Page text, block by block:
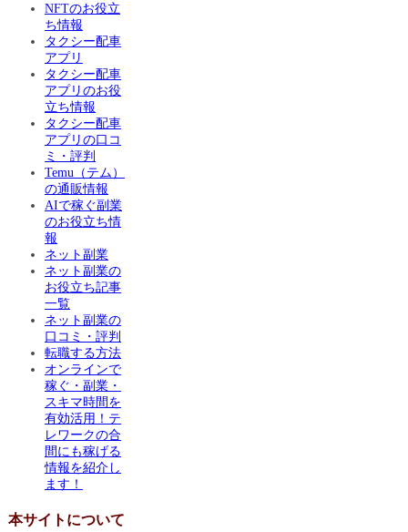
NFTのお役立
ち情報
タクシー配車
アプリ
タクシー配車
アプリのお役
立ち情報
タクシー配車
アプリの口コ
ミ・評判
Temu（テム）
の通販情報
AIで稼ぐ副業
のお役立ち情
報
ネット副業
ネット副業の
お役立ち記事
一覧
ネット副業の
口コミ・評判
転職する方法
オンラインで
稼ぐ・副業・
スキマ時間を
有効活用！テ
レワークの合
間にも稼げる
情報を紹介し
ます！
本サイトについて